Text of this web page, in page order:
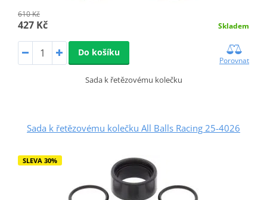
610 Kč
427 Kč Skladem
Do košíku
Porovnat
Sada k řetězovému kolečku
Sada k řetězovému kolečku All Balls Racing 25-4026
SLEVA 30%